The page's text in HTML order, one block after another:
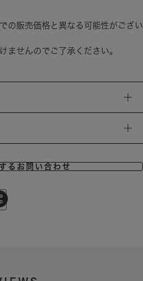
の販売価格と異なる可能性がござい
ませんのでご了承ください。
るお問い合わせ